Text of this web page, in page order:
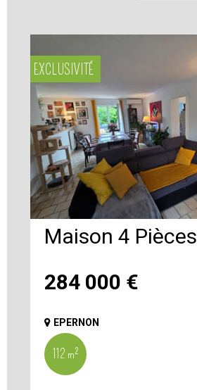
EXCLUSIVITÉ
284 000 €
Maison 4 Pièces
EPERNON
112 m²